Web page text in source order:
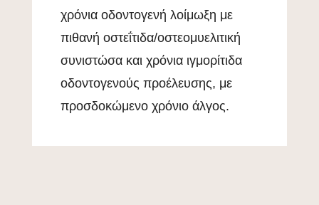
χρόνια οδοντογενή λοίμωξη με
πιθανή οστεΐτιδα/οστεομυελιτική
συνιστώσα και χρόνια ιγμορίτιδα
οδοντογενούς προέλευσης, με
προσδοκώμενο χρόνιο άλγος.